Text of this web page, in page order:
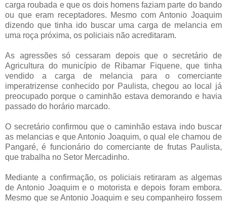
carga roubada e que os dois homens faziam parte do bando
ou que eram receptadores. Mesmo com Antonio Joaquim
dizendo que tinha ido buscar uma carga de melancia em
uma roça próxima, os policiais não acreditaram.
As agressões só cessaram depois que o secretário de
Agricultura do município de Ribamar Fiquene, que tinha
vendido a carga de melancia para o comerciante
imperatrizense conhecido por Paulista, chegou ao local já
preocupado porque o caminhão estava demorando e havia
passado do horário marcado.
O secretário confirmou que o caminhão estava indo buscar
as melancias e que Antonio Joaquim, o qual ele chamou de
Pangaré, é funcionário do comerciante de frutas Paulista,
que trabalha no Setor Mercadinho.
Mediante a confirmação, os policiais retiraram as algemas
de Antonio Joaquim e o motorista e depois foram embora.
Mesmo que se Antonio Joaquim e seu companheiro fossem